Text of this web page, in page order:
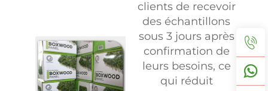
clients de recevoir
des échantillons
sous 3 jours après
confirmation de
leurs besoins, ce
qui réduit